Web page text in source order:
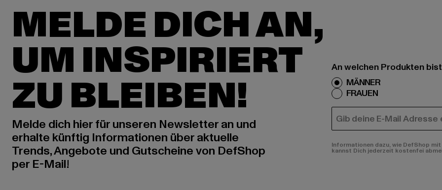
MELDE DICH AN,
UM INSPIRIERT
ZU BLEIBEN!
Melde dich hier für unseren Newsletter an und
erhalte künftig Informationen über aktuelle
Trends, Angebote und Gutscheine von DefShop
per E-Mail!
An welchen Produkten
MÄNNER
FRAUEN
E-MAIL
Informationen dazu, wie DefShop
kannst Dich jederzeit kostenfei